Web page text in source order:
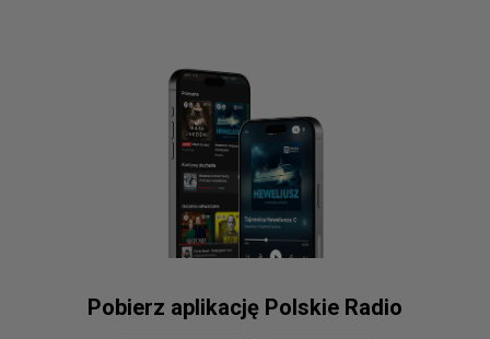
Pobierz aplikację Polskie Radio